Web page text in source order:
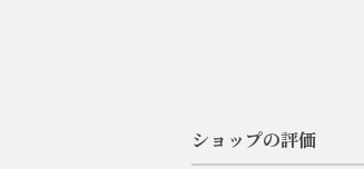
ショップの評価